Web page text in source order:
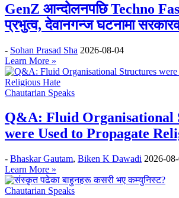
GenZ आन्दोलनपछि Techno
प्रभुत्व, देवानगन्ज घटनामा
- Sohan Prasad Sha 2026-08-04
Learn More »
Chautarian Speaks
Q&A: Fluid Organisational
were Used to Propagate
- Bhaskar Gautam, Biken K Dawadi 2026-
Learn More »
Chautarian Speaks